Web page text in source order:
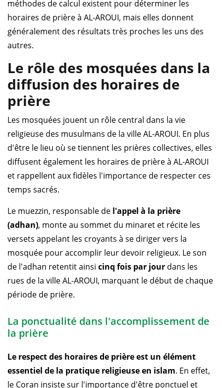
méthodes de calcul existent pour déterminer les
horaires de prière à AL-AROUI, mais elles donnent
généralement des résultats très proches les uns des
autres.
Le rôle des mosquées dans la
diffusion des horaires de
prière
Les mosquées jouent un rôle central dans la vie
religieuse des musulmans de la ville AL-AROUI. En plus
d'être le lieu où se tiennent les prières collectives, elles
diffusent également les horaires de prière à AL-AROUI
et rappellent aux fidèles l'importance de respecter ces
temps sacrés.
Le muezzin, responsable de l'appel à la prière
(adhan), monte au sommet du minaret et récite les
versets appelant les croyants à se diriger vers la
mosquée pour accomplir leur devoir religieux. Le son
de l'adhan retentit ainsi cinq fois par jour dans les
rues de la ville AL-AROUI, marquant le début de chaque
période de prière.
La ponctualité dans l'accomplissement de
la prière
Le respect des horaires de prière est un élément
essentiel de la pratique religieuse en islam. En effet,
le Coran insiste sur l'importance d'être ponctuel et